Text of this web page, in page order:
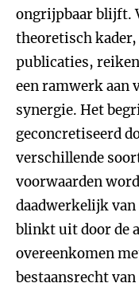
ongrijpbaar blijft.
theoretisch
publicaties,
een ramwerk aan
synergie. Het
geconcretiseerd
verschillende
voorwaarden
daadwerkelijk
blinkt uit door de
overeenkomen
bestaansrecht